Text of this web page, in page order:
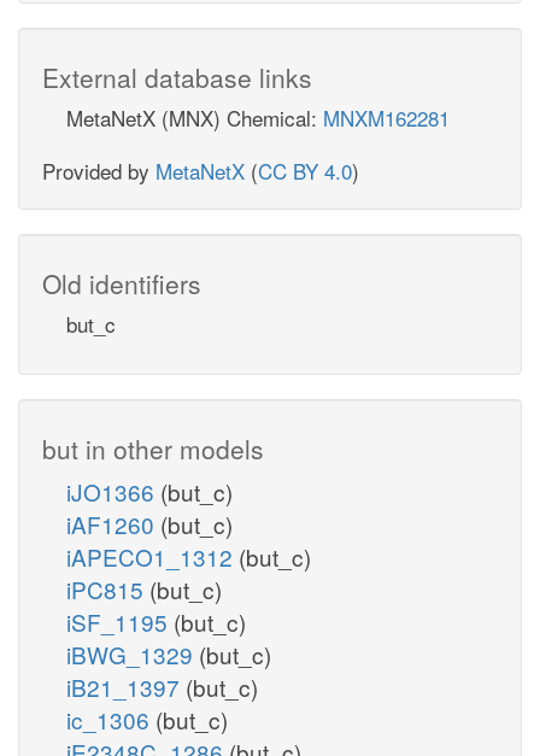
External database links
MetaNetX (MNX) Chemical: MNXM162281
Provided by MetaNetX (CC BY 4.0)
Old identifiers
but_c
but in other models
iJO1366 (but_c)
iAF1260 (but_c)
iAPECO1_1312 (but_c)
iPC815 (but_c)
iSF_1195 (but_c)
iBWG_1329 (but_c)
iB21_1397 (but_c)
ic_1306 (but_c)